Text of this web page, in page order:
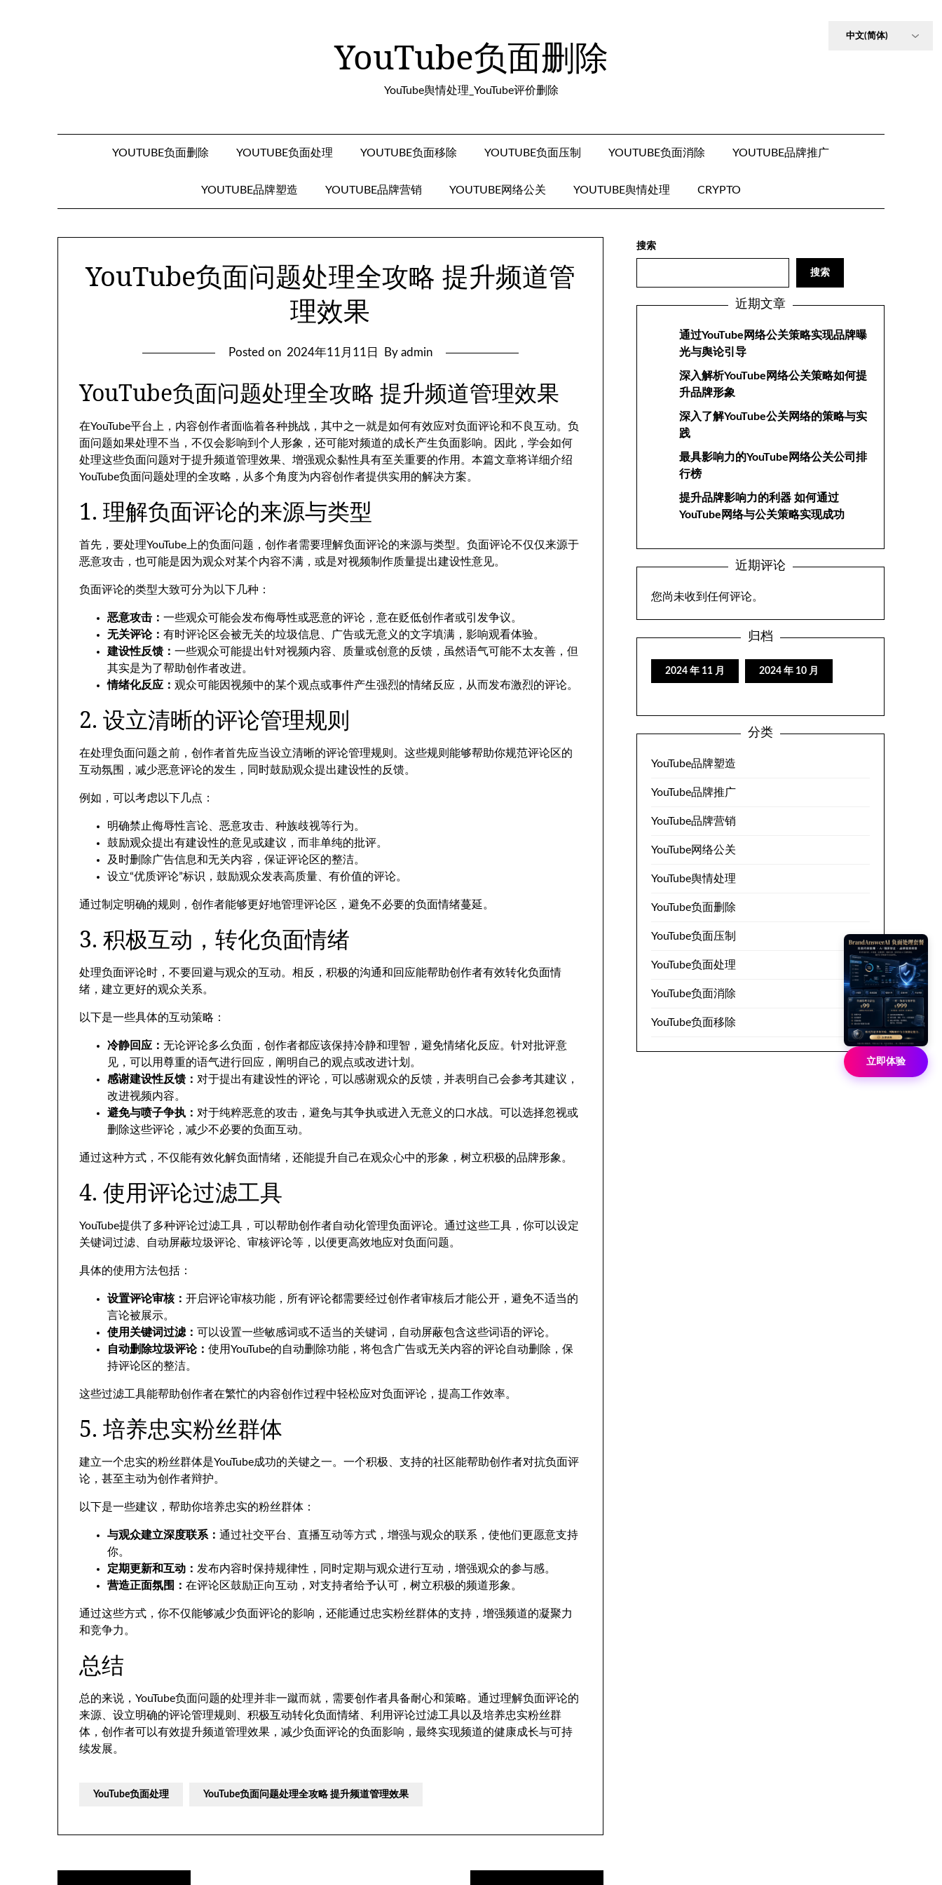
YouTube负面删除
YouTube舆情处理_YouTube评价删除
YOUTUBE负面删除 YOUTUBE负面处理 YOUTUBE负面移除 YOUTUBE负面压制 YOUTUBE负面消除 YOUTUBE品牌推广
YOUTUBE品牌塑造 YOUTUBE品牌营销 YOUTUBE网络公关 YOUTUBE舆情处理 CRYPTO
YouTube负面问题处理全攻略 提升频道管
理效果
Posted on 2024年11月11日 By admin
YouTube负面问题处理全攻略 提升频道管理效果
在YouTube平台上，内容创作者面临着各种挑战，其中之一就是如何有效应对负面评论和不良互动。负
面问题如果处理不当，不仅会影响到个人形象，还可能对频道的成长产生负面影响。因此，学会如何
处理这些负面问题对于提升频道管理效果、增强观众黏性具有至关重要的作用。本篇文章将详细介绍
YouTube负面问题处理的全攻略，从多个角度为内容创作者提供实用的解决方案。
1. 理解负面评论的来源与类型
首先，要处理YouTube上的负面问题，创作者需要理解负面评论的来源与类型。负面评论不仅仅来源于
恶意攻击，也可能是因为观众对某个内容不满，或是对视频制作质量提出建设性意见。
负面评论的类型大致可分为以下几种：
恶意攻击： 一些观众可能会发布侮辱性或恶意的评论，意在贬低创作者或引发争议。
无关评论： 有时评论区会被无关的垃圾信息、广告或无意义的文字填满，影响观看体验。
建设性反馈： 一些观众可能提出针对视频内容、质量或创意的反馈，虽然语气可能不太友善，但
其实是为了帮助创作者改进。
情绪化反应： 观众可能因视频中的某个观点或事件产生强烈的情绪反应，从而发布激烈的评论。
2. 设立清晰的评论管理规则
在处理负面问题之前，创作者首先应当设立清晰的评论管理规则。这些规则能够帮助你规范评论区的
互动氛围，减少恶意评论的发生，同时鼓励观众提出建设性的反馈。
例如，可以考虑以下几点：
明确禁止侮辱性言论、恶意攻击、种族歧视等行为。
鼓励观众提出有建设性的意见或建议，而非单纯的批评。
及时删除广告信息和无关内容，保证评论区的整洁。
设立“优质评论”标识，鼓励观众发表高质量、有价值的评论。
通过制定明确的规则，创作者能够更好地管理评论区，避免不必要的负面情绪蔓延。
3. 积极互动，转化负面情绪
处理负面评论时，不要回避与观众的互动。相反，积极的沟通和回应能帮助创作者有效转化负面情
绪，建立更好的观众关系。
以下是一些具体的互动策略：
冷静回应： 无论评论多么负面，创作者都应该保持冷静和理智，避免情绪化反应。针对批评意
见，可以用尊重的语气进行回应，阐明自己的观点或改进计划。
感谢建设性反馈： 对于提出有建设性的评论，可以感谢观众的反馈，并表明自己会参考其建议，
改进视频内容。
避免与喷子争执： 对于纯粹恶意的攻击，避免与其争执或进入无意义的口水战。可以选择忽视或
删除这些评论，减少不必要的负面互动。
通过这种方式，不仅能有效化解负面情绪，还能提升自己在观众心中的形象，树立积极的品牌形象。
4. 使用评论过滤工具
YouTube提供了多种评论过滤工具，可以帮助创作者自动化管理负面评论。通过这些工具，你可以设定
关键词过滤、自动屏蔽垃圾评论、审核评论等，以便更高效地应对负面问题。
具体的使用方法包括：
设置评论审核： 开启评论审核功能，所有评论都需要经过创作者审核后才能公开，避免不适当的
言论被展示。
使用关键词过滤： 可以设置一些敏感词或不适当的关键词，自动屏蔽包含这些词语的评论。
自动删除垃圾评论： 使用YouTube的自动删除功能，将包含广告或无关内容的评论自动删除，保
持评论区的整洁。
这些过滤工具能帮助创作者在繁忙的内容创作过程中轻松应对负面评论，提高工作效率。
5. 培养忠实粉丝群体
建立一个忠实的粉丝群体是YouTube成功的关键之一。一个积极、支持的社区能帮助创作者对抗负面评
论，甚至主动为创作者辩护。
以下是一些建议，帮助你培养忠实的粉丝群体：
与观众建立深度联系： 通过社交平台、直播互动等方式，增强与观众的联系，使他们更愿意支持
你。
定期更新和互动： 发布内容时保持规律性，同时定期与观众进行互动，增强观众的参与感。
营造正面氛围： 在评论区鼓励正向互动，对支持者给予认可，树立积极的频道形象。
通过这些方式，你不仅能够减少负面评论的影响，还能通过忠实粉丝群体的支持，增强频道的凝聚力
和竞争力。
总结
总的来说，YouTube负面问题的处理并非一蹴而就，需要创作者具备耐心和策略。通过理解负面评论的
来源、设立明确的评论管理规则、积极互动转化负面情绪、利用评论过滤工具以及培养忠实粉丝群
体，创作者可以有效提升频道管理效果，减少负面评论的负面影响，最终实现频道的健康成长与可持
续发展。
YouTube负面处理 YouTube负面问题处理全攻略 提升频道管理效果
搜索
搜索
近期文章
通过YouTube网络公关策略实现品牌曝
光与舆论引导
深入解析YouTube网络公关策略如何提
升品牌形象
深入了解YouTube公关网络的策略与实
践
最具影响力的YouTube网络公关公司排
行榜
提升品牌影响力的利器 如何通过
YouTube网络与公关策略实现成功
近期评论
您尚未收到任何评论。
归档
2024 年 11 月 2024 年 10 月
分类
YouTube品牌塑造
YouTube品牌推广
YouTube品牌营销
YouTube网络公关
YouTube舆情处理
YouTube负面删除
YouTube负面压制
YouTube负面处理
YouTube负面消除
YouTube负面移除
立即体验